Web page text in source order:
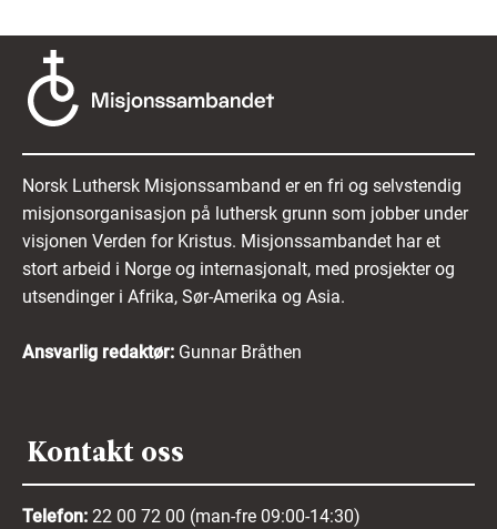
Norsk Luthersk Misjonssamband er en fri og selvstendig
misjonsorganisasjon på luthersk grunn som jobber under
visjonen Verden for Kristus. Misjonssambandet har et
stort arbeid i Norge og internasjonalt, med prosjekter og
utsendinger i Afrika, Sør-Amerika og Asia.
Ansvarlig redaktør: Gunnar Bråthen
Kontakt oss
Telefon: 22 00 72 00 (man-fre 09:00-14:30)